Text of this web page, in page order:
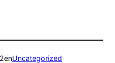
enUncategorized